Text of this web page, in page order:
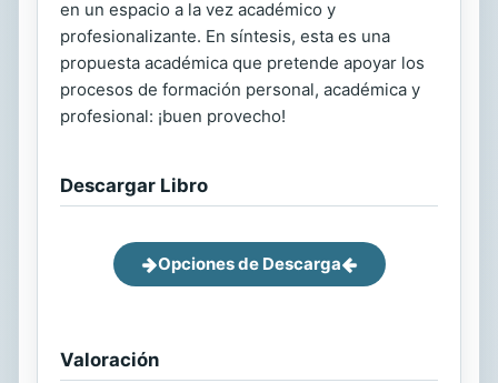
en un espacio a la vez académico y
profesionalizante. En síntesis, esta es una
propuesta académica que pretende apoyar los
procesos de formación personal, académica y
profesional: ¡buen provecho!
Descargar Libro
Opciones de Descarga
Valoración